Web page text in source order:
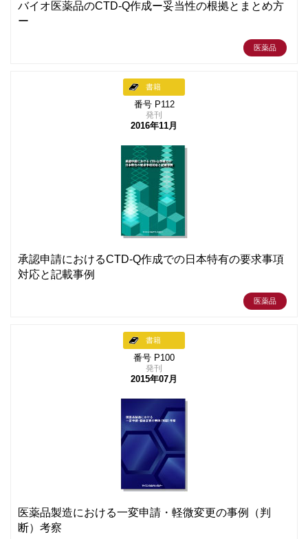
バイオ医薬品のCTD-Q作成ー妥当性の根拠とまとめ方
ー
医薬品
書籍
番号 P112
発刊
2016年11月
承認申請におけるCTD-Q作成での日本特有の要求事項
対応と記載事例
医薬品
書籍
番号 P100
発刊
2015年07月
医薬品製造における一変申請・軽微変更の事例（判
断）考察